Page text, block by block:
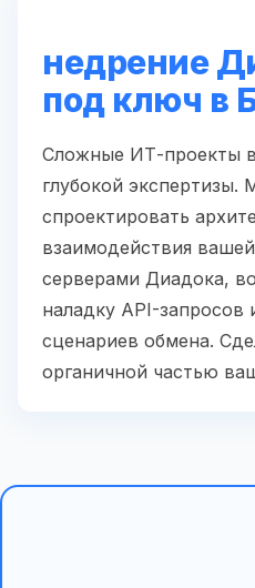
недрение
под ключ в
Сложные ИТ-проекты
глубокой
спроектировать
взаимодействия
серверами Диадока,
наладку API-запросов
сценариев обмена.
органичной частью